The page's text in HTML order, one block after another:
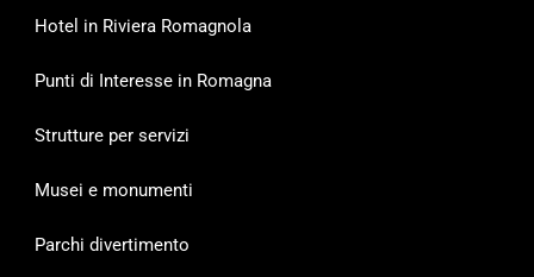
Hotel in Riviera Romagnola
Punti di Interesse in Romagna
Strutture per servizi
Musei e monumenti
Parchi divertimento